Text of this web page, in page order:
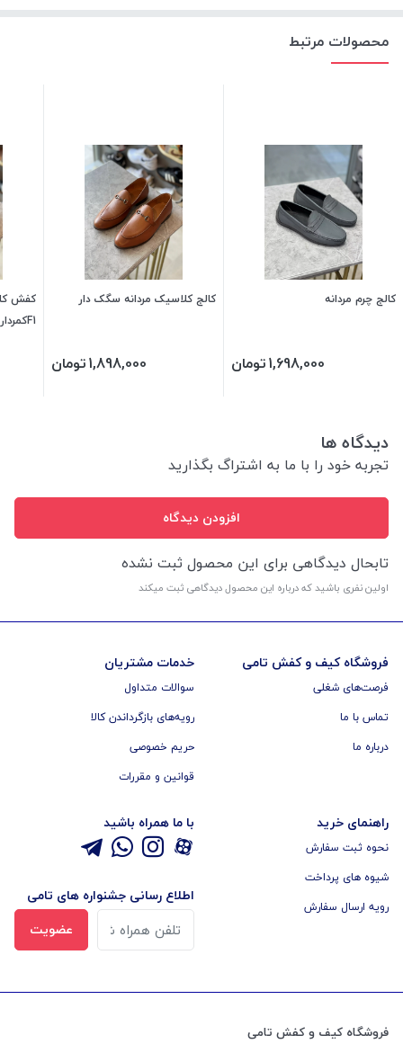
محصولات مرتبط
کالج چرم مردانه
1,698,000تومان
کالج کلاسیک مردانه سگک دار
1,898,000تومان
کفش
F1کمردار
دیدگاه ها
تجربه خود را با ما به اشتراگ بگذارید
افزودن دیدگاه
تابحال دیدگاهی برای این محصول ثبت نشده
اولین نفری باشید که درباره این محصول دیدگاهی ثبت میکند
فروشگاه کیف و کفش تامی
فرصت‌های شغلی
تماس با ما
درباره ما
خدمات مشتریان
سوالات متداول
رویه‌های بازگرداندن کالا
حریم خصوصی
قوانین و مقررات
راهنمای خرید
نحوه ثبت سفارش
شیوه های پرداخت
رویه ارسال سفارش
با ما همراه باشید
اطلاع رسانی جشنواره های تامی
عضویت
فروشگاه کیف و کفش تامی